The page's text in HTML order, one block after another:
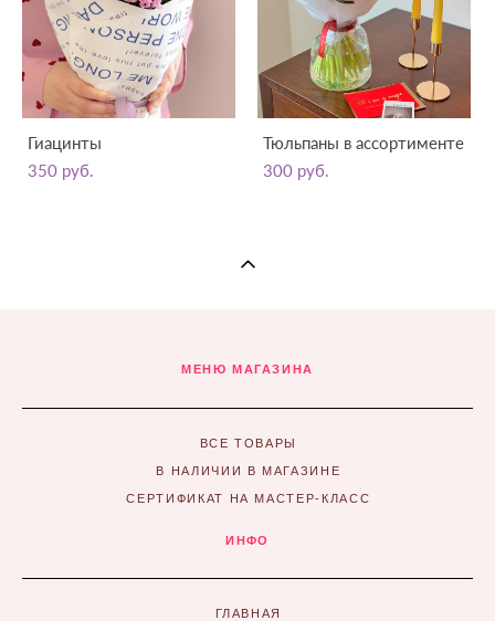
Гиацинты
350 pуб.
Тюльпаны в ассортименте
300 pуб.
МЕНЮ МАГАЗИНА
ВСЕ ТОВАРЫ
В НАЛИЧИИ В МАГАЗИНЕ
СЕРТИФИКАТ НА МАСТЕР-КЛАСС
ИНФО
ГЛАВНАЯ